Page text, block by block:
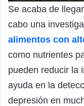
Se acaba de
cabo una
alimentos con
como nutrientes
pueden reducir la
ayuda en la
depresión en